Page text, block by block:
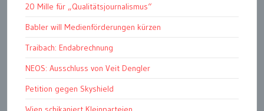
20 Mille für „Qualitätsjournalismus“
Babler will Medienförderungen kürzen
Traibach: Endabrechnung
NEOS: Ausschluss von Veit Dengler
Petition gegen Skyshield